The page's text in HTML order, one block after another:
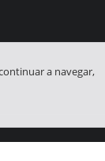
a navegar,